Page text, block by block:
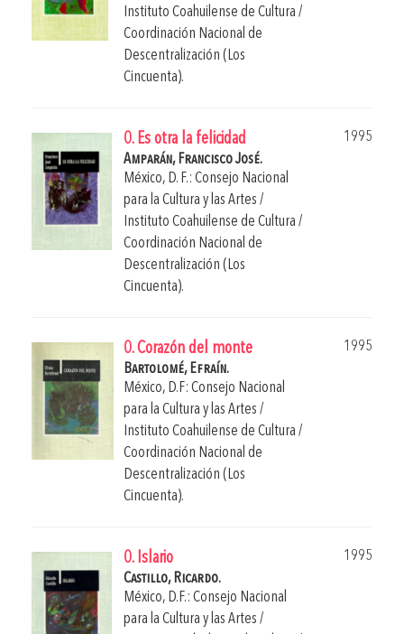
Instituto Coahuilense de Cultura /
Coordinación Nacional de
Descentralización (Los
Cincuenta).
0. Es otra la felicidad
1995
Amparán, Francisco José.
México, D. F.: Consejo Nacional
para la Cultura y las Artes /
Instituto Coahuilense de Cultura /
Coordinación Nacional de
Descentralización (Los
Cincuenta).
0. Corazón del monte
1995
Bartolomé, Efraín.
México, D.F: Consejo Nacional
para la Cultura y las Artes /
Instituto Coahuilense de Cultura /
Coordinación Nacional de
Descentralización (Los
Cincuenta).
0. Islario
1995
Castillo, Ricardo.
México, D.F.: Consejo Nacional
para la Cultura y las Artes /